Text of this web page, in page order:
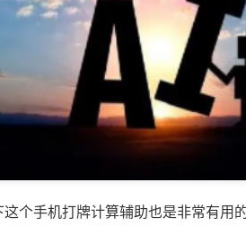
个手机打牌计算辅助也是非常有用